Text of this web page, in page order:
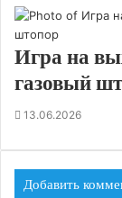
Игра на
газовый
13.06.2026
Добавить